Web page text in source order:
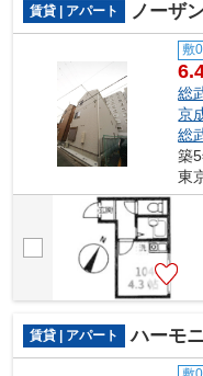
賃貸 | アパート ノーザ
敷0
総
京
総
築
東
賃貸 | アパート ハーモ